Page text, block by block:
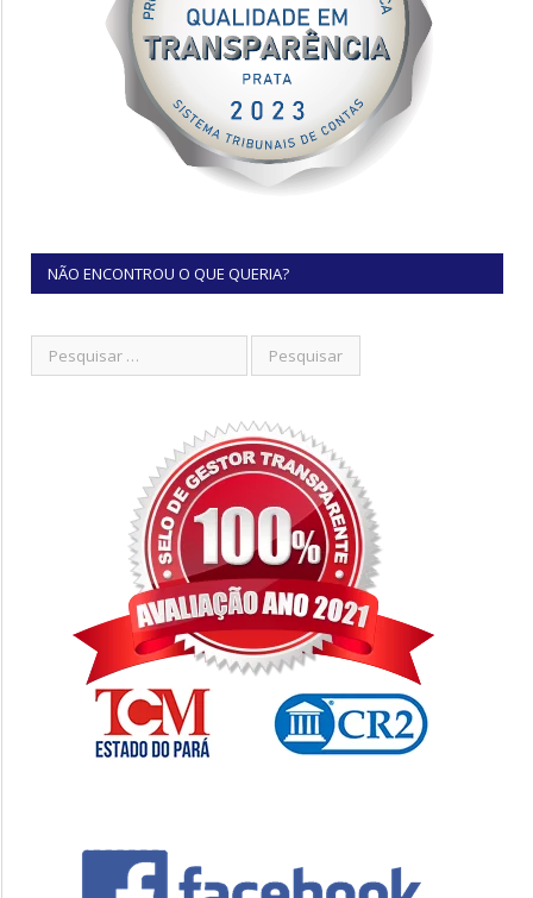
NÃO ENCONTROU O QUE QUERIA?